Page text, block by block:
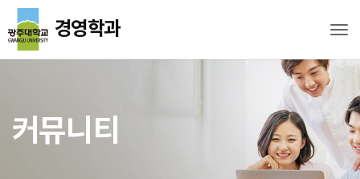
커뮤니티